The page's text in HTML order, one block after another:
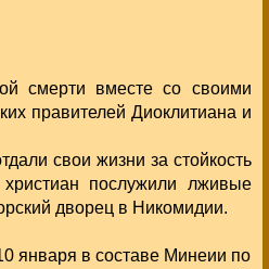
смерти вместе со своими
правителей Диоклитиана и
свои жизни за стойкость
послужили лживые
дворец в Никомидии.
января в составе Минеии по